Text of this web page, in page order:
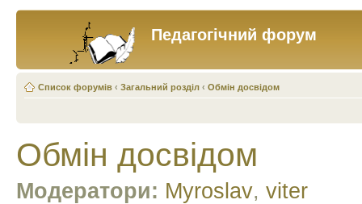
Педагогічний форум
Список форумів ‹ Загальний розділ ‹ Обмін досвідом
Обмін досвідом
Модератори: Myroslav, viter